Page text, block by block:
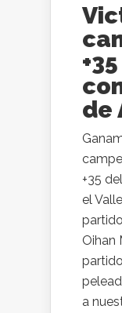
de
+35
el
Oihan
a